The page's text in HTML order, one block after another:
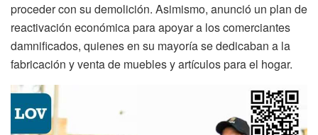
proceder con su demolición. Asimismo, anunció un plan de
reactivación económica para apoyar a los comerciantes
damnificados, quienes en su mayoría se dedicaban a la
fabricación y venta de muebles y artículos para el hogar.